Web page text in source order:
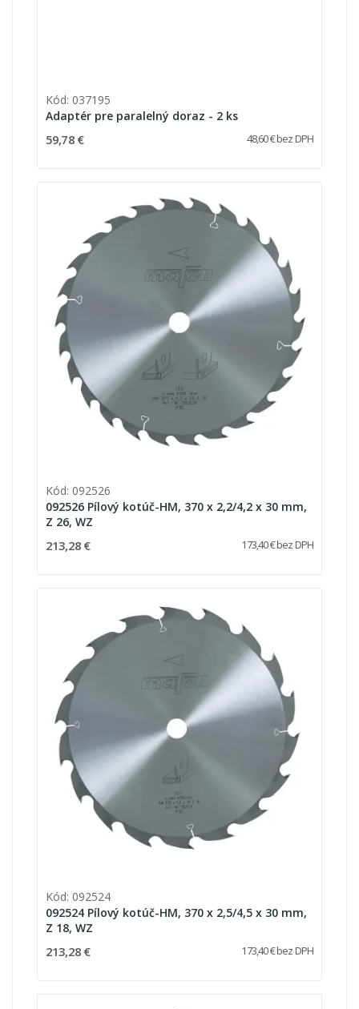
Kód: 037195
Adaptér pre paralelný doraz - 2 ks
59,78 € 48,60 € bez DPH
Kód: 092526
092526 Pílový kotúč-HM, 370 x 2,2/4,2 x 30 mm,
Z 26, WZ
213,28 € 173,40 € bez DPH
Kód: 092524
092524 Pílový kotúč-HM, 370 x 2,5/4,5 x 30 mm,
Z 18, WZ
213,28 € 173,40 € bez DPH